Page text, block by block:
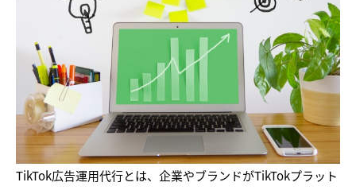
TikTok広告運用代行とは、企業やブランドがTikTokプラット